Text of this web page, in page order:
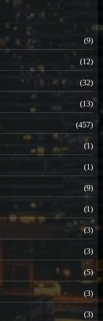
(9)
(12)
(32)
(13)
(457)
(1)
(1)
(9)
(1)
(3)
(3)
(5)
(3)
(3)